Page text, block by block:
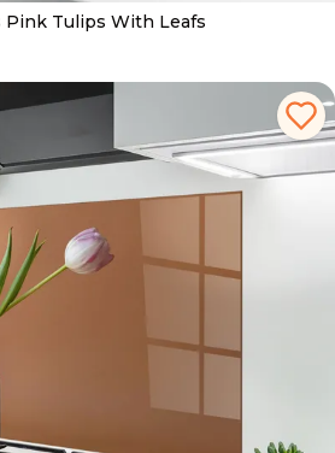
Pink Tulips With Leafs